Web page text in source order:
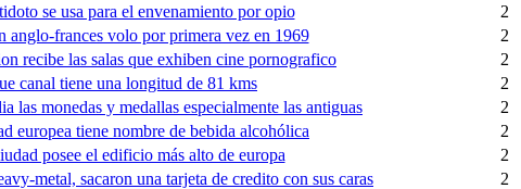
se usa para el envenamiento por opio 2
anglo-frances volo por primera vez en 1969 2
recibe las salas que exhiben cine pornografico 2
canal tiene una longitud de 81 kms 2
las monedas y medallas especialmente las antiguas 2
europea tiene nombre de bebida alcohólica 2
posee el edificio más alto de europa 2
metal, sacaron una tarjeta de credito con sus caras 2